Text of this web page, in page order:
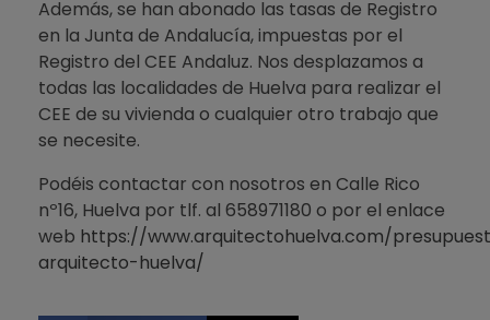
Además, se han abonado las tasas de Registro
en la Junta de Andalucía, impuestas por el
Registro del CEE Andaluz. Nos desplazamos a
todas las localidades de Huelva para realizar el
CEE de su vivienda o cualquier otro trabajo que
se necesite.
Podéis contactar con nosotros en Calle Rico
nº16, Huelva por tlf. al 658971180 o por el enlace
web https://www.arquitectohuelva.com/
arquitecto-huelva/